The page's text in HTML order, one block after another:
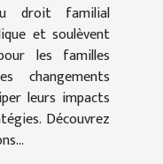
droit familial
et soulèvent
les familles
changements
leurs impacts
Découvrez